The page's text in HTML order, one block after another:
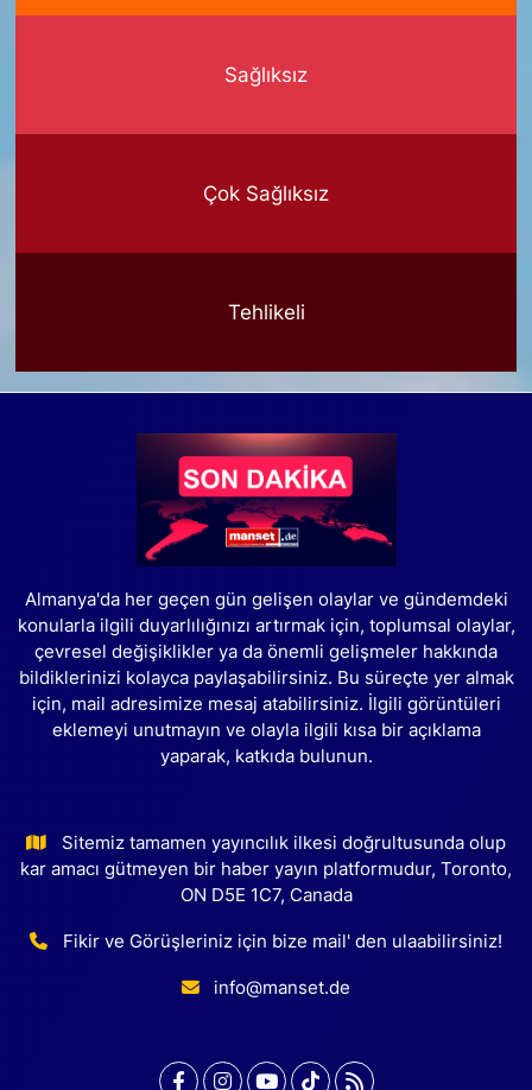
Sağlıksız
Çok Sağlıksız
Tehlikeli
Almanya'da her geçen gün gelişen olaylar ve gündemdeki
konularla ilgili duyarlılığınızı artırmak için, toplumsal olaylar,
çevresel değişiklikler ya da önemli gelişmeler hakkında
bildiklerinizi kolayca paylaşabilirsiniz. Bu süreçte yer almak
için, mail adresimize mesaj atabilirsiniz. İlgili görüntüleri
eklemeyi unutmayın ve olayla ilgili kısa bir açıklama
yaparak, katkıda bulunun.
Sitemiz tamamen yayıncılık ilkesi doğrultusunda olup
kar amacı gütmeyen bir haber yayın platformudur, Toronto,
ON D5E 1C7, Canada
Fikir ve Görüşleriniz için bize mail' den ulaabilirsiniz!
info@manset.de